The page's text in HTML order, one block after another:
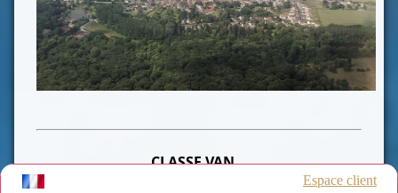
CLASSE VAN
CLASSE VIP
CLASSE AFFAIRE